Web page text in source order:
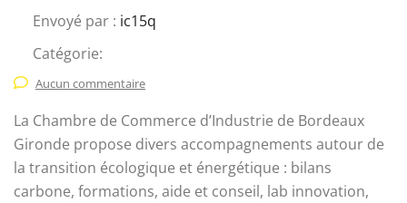
Envoyé par : ic15q
Catégorie:
Aucun commentaire
La Chambre de Commerce d’Industrie de Bordeaux
Gironde propose divers accompagnements autour de
la transition écologique et énergétique : bilans
carbone, formations, aide et conseil, lab innovation,